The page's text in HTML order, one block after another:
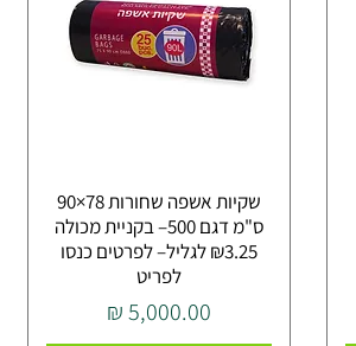
שקיות אשפה שחורות 78×90
ס"מ דגם 500– בקניית מכולה
₪3.25 לגליל– לפרטים כנסו
לפריט
מחיר